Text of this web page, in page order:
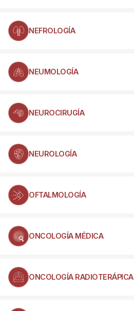
NEFROLOGÍA
NEUMOLOGÍA
NEUROCIRUGÍA
NEUROLOGÍA
OFTALMOLOGÍA
ONCOLOGÍA MÉDICA
ONCOLOGÍA RADIOTERÁPICA